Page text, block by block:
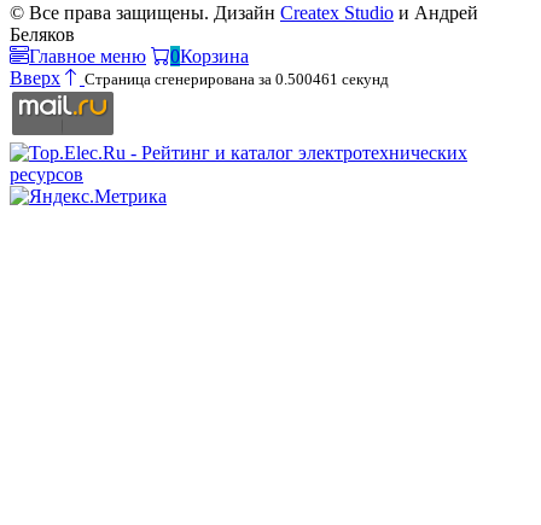
© Все права защищены. Дизайн Createx Studio и Андрей
Беляков
Главное меню
0Корзина
Вверх
Страница сгенерирована за 0.500461 секунд